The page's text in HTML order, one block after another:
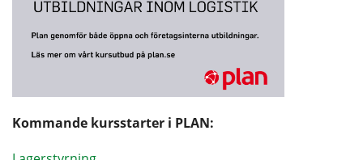
Kommande kursstarter i PLAN: